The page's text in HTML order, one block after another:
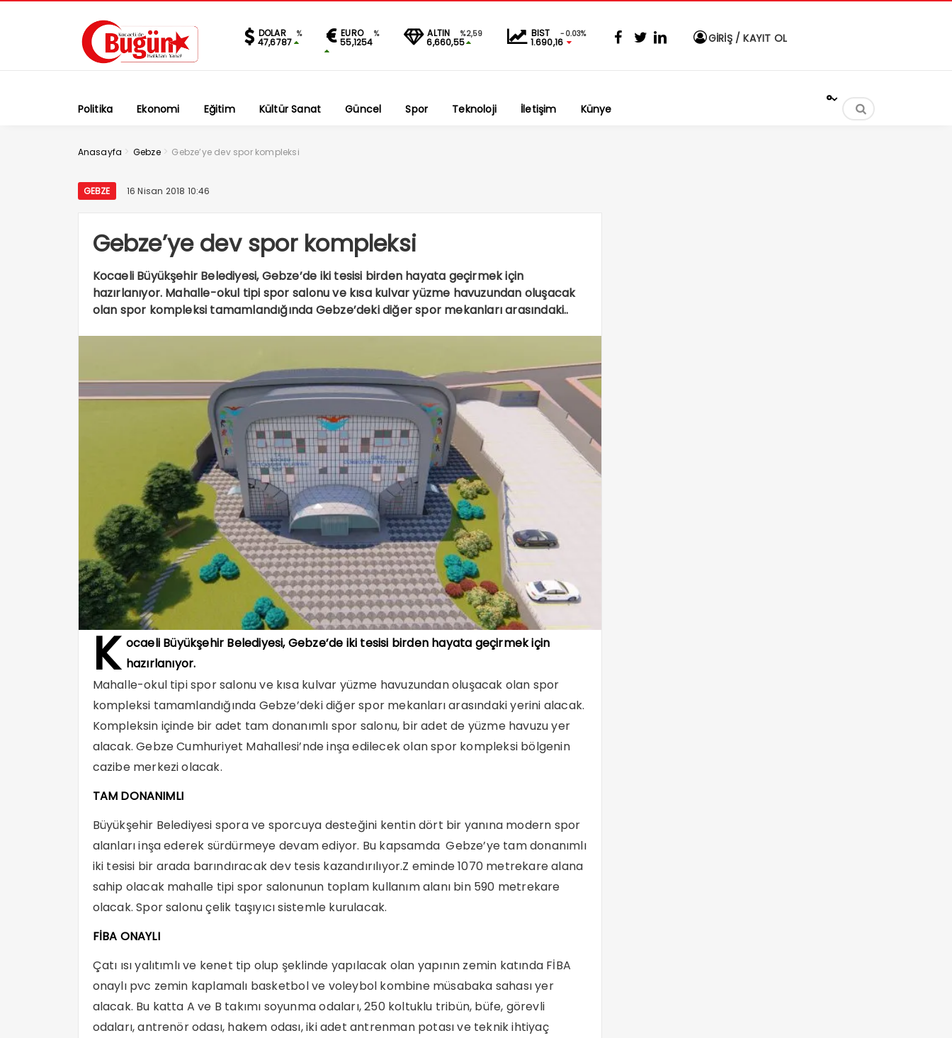
DOLAR %
47,6787
EURO %
55,1254
ALTIN %2,59
6,660,55
BIST -0.03%
1.690,16 GİRİŞ / KAYIT OL
Politika Ekonomi Eğitim Kültür Sanat Güncel Spor Teknoloji İletişim Künye
°
Anasayfa > Gebze > Gebze’ye dev spor kompleksi
GEBZE 16 Nisan 2018 10:46
Gebze’ye dev spor kompleksi
Kocaeli Büyükşehir Belediyesi, Gebze’de iki tesisi birden hayata geçirmek için
hazırlanıyor. Mahalle-okul tipi spor salonu ve kısa kulvar yüzme havuzundan oluşacak
olan spor kompleksi tamamlandığında Gebze’deki diğer spor mekanları arasındaki..
K ocaeli Büyükşehir Belediyesi, Gebze’de iki tesisi birden hayata geçirmek için
hazırlanıyor.
Mahalle-okul tipi spor salonu ve kısa kulvar yüzme havuzundan oluşacak olan spor
kompleksi tamamlandığında Gebze’deki diğer spor mekanları arasındaki yerini alacak.
Kompleksin içinde bir adet tam donanımlı spor salonu, bir adet de yüzme havuzu yer
alacak. Gebze Cumhuriyet Mahallesi’nde inşa edilecek olan spor kompleksi bölgenin
cazibe merkezi olacak.
TAM DONANIMLI
Büyükşehir Belediyesi spora ve sporcuya desteğini kentin dört bir yanına modern spor
alanları inşa ederek sürdürmeye devam ediyor. Bu kapsamda Gebze’ye tam donanımlı
iki tesisi bir arada barındıracak dev tesis kazandırılıyor.Z eminde 1070 metrekare alana
sahip olacak mahalle tipi spor salonunun toplam kullanım alanı bin 590 metrekare
olacak. Spor salonu çelik taşıyıcı sistemle kurulacak.
FİBA ONAYLI
Çatı ısı yalıtımlı ve kenet tip olup şeklinde yapılacak olan yapının zemin katında FİBA
onaylı pvc zemin kaplamalı basketbol ve voleybol kombine müsabaka sahası yer
alacak. Bu katta A ve B takımı soyunma odaları, 250 koltuklu tribün, büfe, görevli
odaları, antrenör odası, hakem odası, iki adet antrenman potası ve teknik ihtiyaç